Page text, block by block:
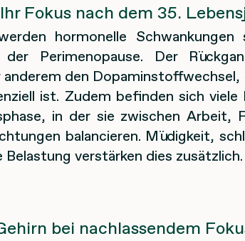
Fokus nach dem 35.
hormonelle Schwankungen
Perimenopause. Der
den Dopaminstoffwechsel,
ist. Zudem befinden sich viele
in der sie zwischen Arbeit,
balancieren. Müdigkeit,
verstärken dies zusätzlich.
bei nachlassendem